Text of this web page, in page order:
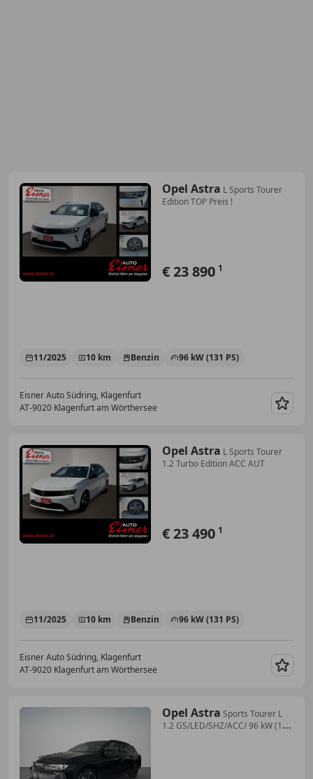
Opel Astra L Sports Tourer
Edition TOP Preis !
€ 23 890 1
11/2025 10 km Benzin 96 kW (131 PS)
Eisner Auto Südring, Klagenfurt
AT-9020 Klagenfurt am Wörthersee
Opel Astra L Sports Tourer
1.2 Turbo Edition ACC AUT
€ 23 490 1
11/2025 10 km Benzin 96 kW (131 PS)
Eisner Auto Südring, Klagenfurt
AT-9020 Klagenfurt am Wörthersee
Opel Astra Sports Tourer L
1.2 GS/LED/SHZ/ACC/ 96 kW (131